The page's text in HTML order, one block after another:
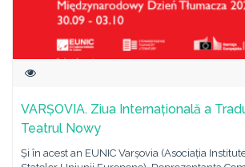
VARȘOVIA. Ziua Internațională a
Teatrul Nowy
Și în acest an EUNIC Varșovia (Asociația